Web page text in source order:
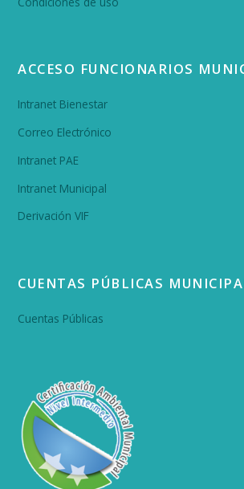
ACCESO FUNCIONARIOS
Intranet Bienestar
Correo Electrónico
Intranet PAE
Intranet Municipal
Derivación VIF
CUENTAS PÚBLICAS
Cuentas Públicas